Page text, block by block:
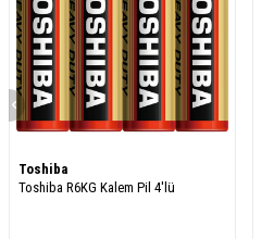
Toshiba
Toshiba R6KG Kalem Pil 4'lü